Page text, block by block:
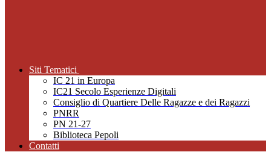
Siti Tematici
IC 21 in Europa
IC21 Secolo Esperienze Digitali
Consiglio di Quartiere Delle Ragazze e dei Ragazzi
PNRR
PN 21-27
Biblioteca Pepoli
Contatti